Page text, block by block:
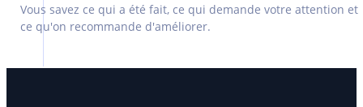
Vous savez ce qui a été fait, ce qui demande votre attention et
ce qu'on recommande d'améliorer.